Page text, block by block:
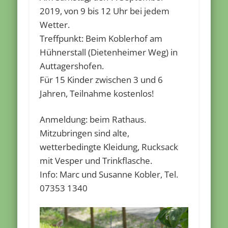
2019, von 9 bis 12 Uhr bei jedem
Wetter.
Treffpunkt: Beim Koblerhof am
Hühnerstall (Dietenheimer Weg) in
Auttagershofen.
Für 15 Kinder zwischen 3 und 6
Jahren, Teilnahme kostenlos!
Anmeldung: beim Rathaus.
Mitzubringen sind alte,
wetterbedingte Kleidung, Rucksack
mit Vesper und Trinkflasche.
Info: Marc und Susanne Kobler, Tel.
07353 1340